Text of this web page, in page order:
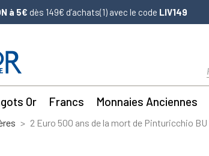
à 5€ dès 149€ d’achats(1) avec le code LIV149
Or Francs Monnaies Anciennes
2 Euro 500 ans de la mort de Pinturicchio